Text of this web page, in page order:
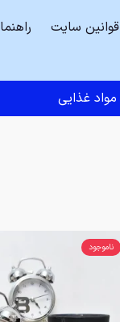
قوانین سایت
مواد غذایی
ناموجود